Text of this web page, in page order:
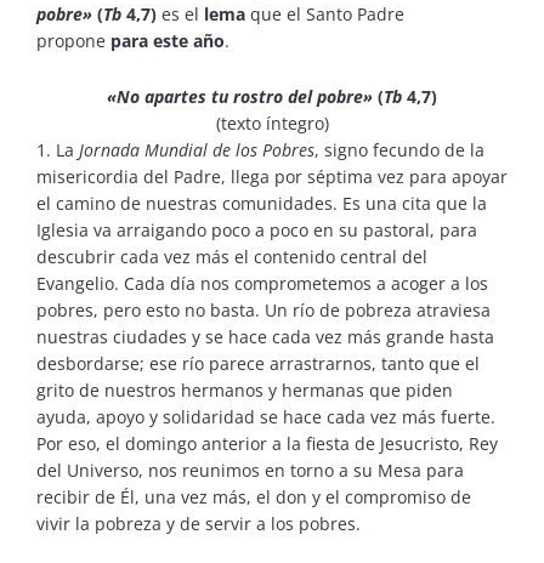
pobre» (Tb 4,7) es el lema que el Santo Padre
propone para este año.
«No apartes tu rostro del pobre» (Tb 4,7)
(texto íntegro)
1. La Jornada Mundial de los Pobres, signo fecundo de la
misericordia del Padre, llega por séptima vez para apoyar
el camino de nuestras comunidades. Es una cita que la
Iglesia va arraigando poco a poco en su pastoral, para
descubrir cada vez más el contenido central del
Evangelio. Cada día nos comprometemos a acoger a los
pobres, pero esto no basta. Un río de pobreza atraviesa
nuestras ciudades y se hace cada vez más grande hasta
desbordarse; ese río parece arrastrarnos, tanto que el
grito de nuestros hermanos y hermanas que piden
ayuda, apoyo y solidaridad se hace cada vez más fuerte.
Por eso, el domingo anterior a la fiesta de Jesucristo, Rey
del Universo, nos reunimos en torno a su Mesa para
recibir de Él, una vez más, el don y el compromiso de
vivir la pobreza y de servir a los pobres.